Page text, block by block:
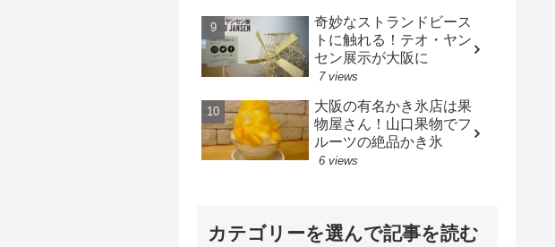
奇妙なストランドビース
トに触れる！テオ・ヤン
セン展示が大阪に
7 views
大阪の有名かき氷店は果
物屋さん！山口果物でフ
ルーツの絶品かき氷
6 views
カテゴリーを選んで記事を読む